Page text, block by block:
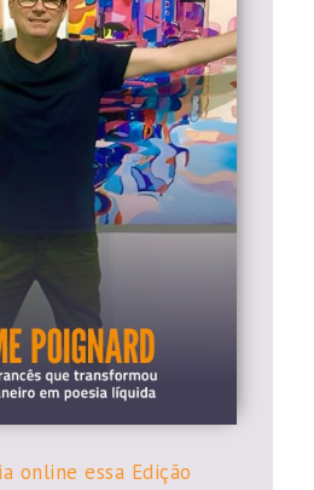
online essa Edição